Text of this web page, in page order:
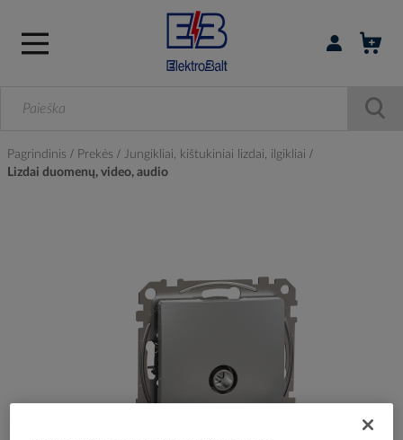
Prisijungti /
Pagrindinis Prekės
Jungikliai, kištukiniai lizdai, ilgikliai
Lizdai duomenų, video, audio